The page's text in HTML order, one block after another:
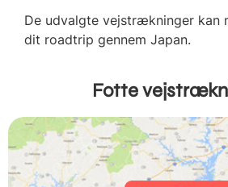
De udvalgte vejstrækninger kan
dit roadtrip gennem Japan.
Fotte